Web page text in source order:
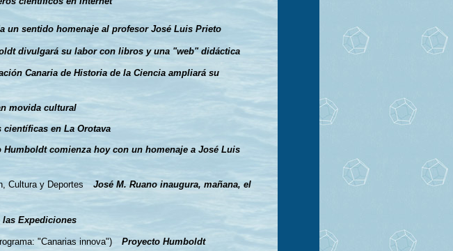
un sentido homenaje al profesor José Luis Prieto
divulgará su labor con libros y una "web" didáctica
Canaria de Historia de la Ciencia ampliará su
movida cultural
científicas en La Orotava
Humboldt comienza hoy con un homenaje a José Luis
Cultura y Deportes
José M. Ruano inaugura, mañana, el
Expediciones
"Canarias innova")
Proyecto Humboldt